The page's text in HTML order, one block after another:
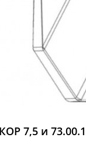
7,5 и